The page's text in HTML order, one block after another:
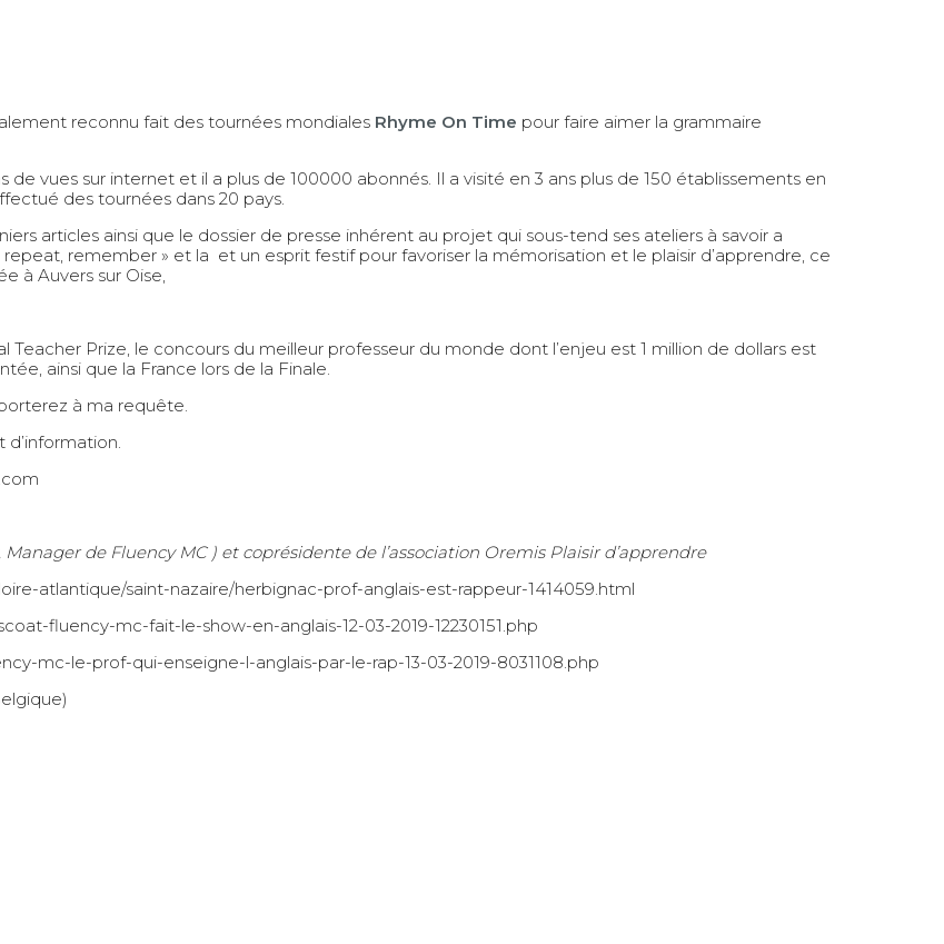
reconnu fait des tournées mondiales Rhyme On Time pour faire aimer la grammaire
vues sur internet et il a plus de 100000 abonnés. Il a visité en 3 ans plus de 150 établissements en
des tournées dans 20 pays.
articles ainsi que le dossier de presse inhérent au projet qui sous-tend ses ateliers à savoir a
remember » et la et un esprit festif pour favoriser la mémorisation et le plaisir d’apprendre, ce
à Auvers sur Oise,
Teacher Prize, le concours du meilleur professeur du monde dont l’enjeu est 1 million de dollars est
ainsi que la France lors de la Finale.
à ma requête.
de Fluency MC ) et coprésidente de l’association Oremis Plaisir d’apprendre
atlantique/saint-nazaire/herbignac-prof-anglais-est-rappeur-1414059.html
fluency-mc-fait-le-show-en-anglais-12-03-2019-12230151.php
mc-le-prof-qui-enseigne-l-anglais-par-le-rap-13-03-2019-8031108.php